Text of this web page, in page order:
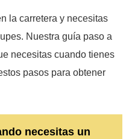
la carretera y necesitas
Nuestra guía paso a
necesitas cuando tienes
pasos para obtener
necesitas un